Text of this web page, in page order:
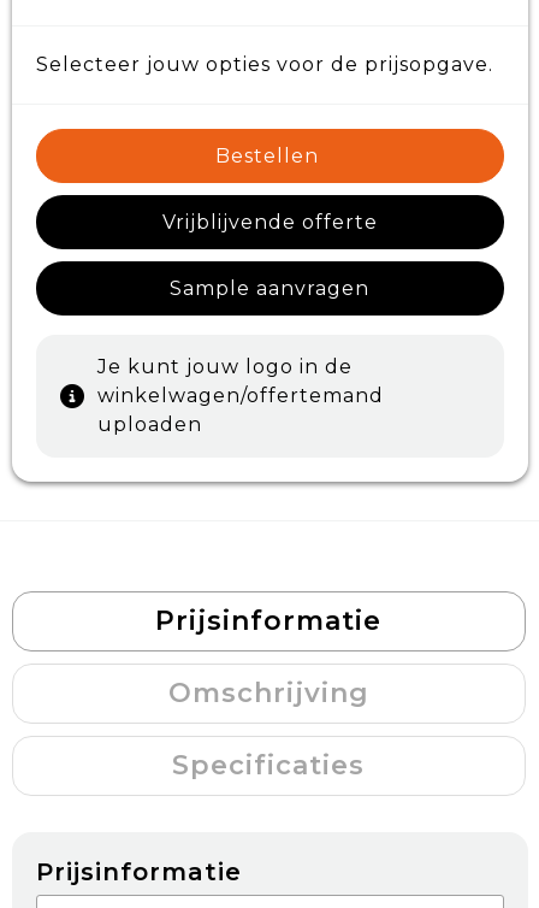
Selecteer jouw opties voor de prijsopgave.
Bestellen
Vrijblijvende offerte
Sample aanvragen
Je kunt jouw logo in de
winkelwagen/offertemand
uploaden
Prijsinformatie
Omschrijving
Specificaties
Prijsinformatie